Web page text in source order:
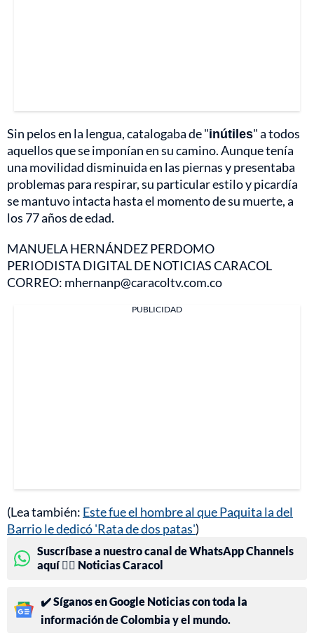
Sin pelos en la lengua, catalogaba de "inútiles" a todos
aquellos que se imponían en su camino. Aunque tenía
una movilidad disminuida en las piernas y presentaba
problemas para respirar, su particular estilo y picardía
se mantuvo intacta hasta el momento de su muerte, a
los 77 años de edad.
MANUELA HERNÁNDEZ PERDOMO
PERIODISTA DIGITAL DE NOTICIAS CARACOL
CORREO: mhernanp@caracoltv.com.co
PUBLICIDAD
(Lea también: Este fue el hombre al que Paquita la del
Barrio le dedicó 'Rata de dos patas')
Suscríbase a nuestro canal de WhatsApp Channels
aquí 👉🏻 Noticias Caracol
✔️ Síganos en Google Noticias con toda la
información de Colombia y el mundo.